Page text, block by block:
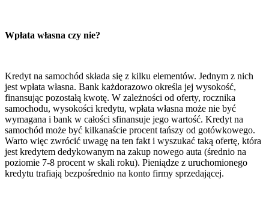
Wpłata własna czy nie?
Kredyt na samochód składa się z kilku elementów. Jednym z nich
jest wpłata własna. Bank każdorazowo określa jej wysokość,
finansując pozostałą kwotę. W zależności od oferty, rocznika
samochodu, wysokości kredytu, wpłata własna może nie być
wymagana i bank w całości sfinansuje jego wartość. Kredyt na
samochód może być kilkanaście procent tańszy od gotówkowego.
Warto więc zwrócić uwagę na ten fakt i wyszukać taką ofertę, która
jest kredytem dedykowanym na zakup nowego auta (średnio na
poziomie 7-8 procent w skali roku). Pieniądze z uruchomionego
kredytu trafiają bezpośrednio na konto firmy sprzedającej.